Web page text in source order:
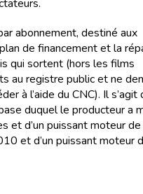
abonnement, destiné aux
de financement et la
qui sortent (hors les films
au registre public et ne
à l’aide du CNC). Il s’agit
duquel le producteur a
et d’un puissant moteur de
et d’un puissant moteur